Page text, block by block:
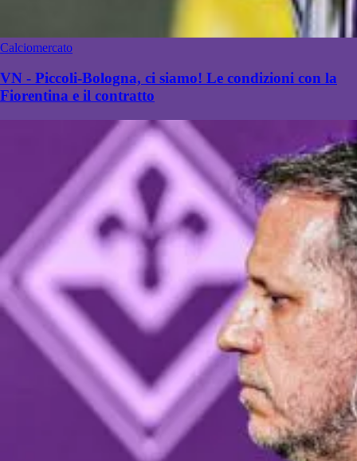
Calciomercato
VN - Piccoli-Bologna, ci siamo! Le condizioni con la
Fiorentina e il contratto